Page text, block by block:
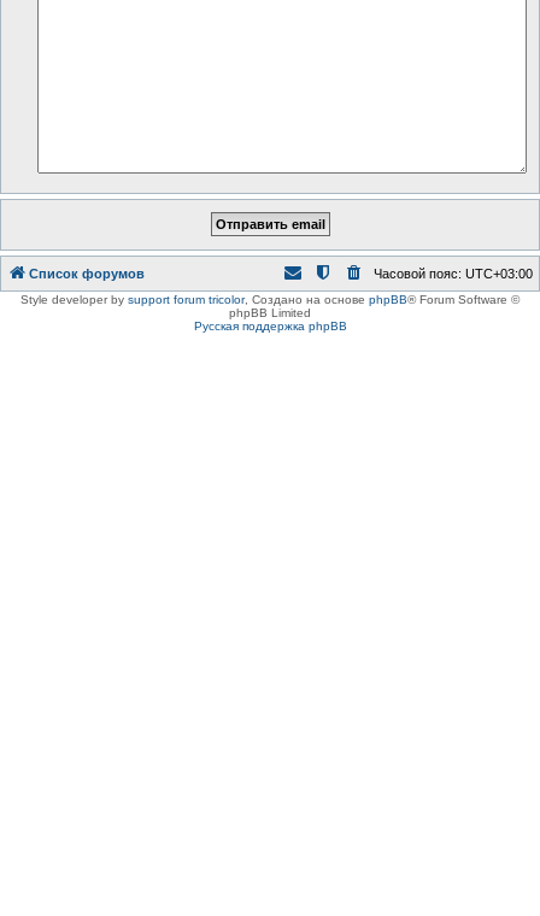
Список форумов Часовой пояс: UTC+03:00
Style developer by support forum tricolor, Создано на основе phpBB® Forum Software ©
phpBB Limited
Русская поддержка phpBB